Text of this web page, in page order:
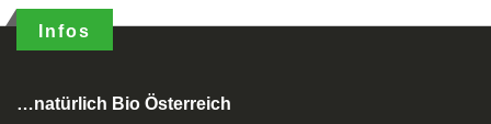
Infos
…natürlich Bio Österreich